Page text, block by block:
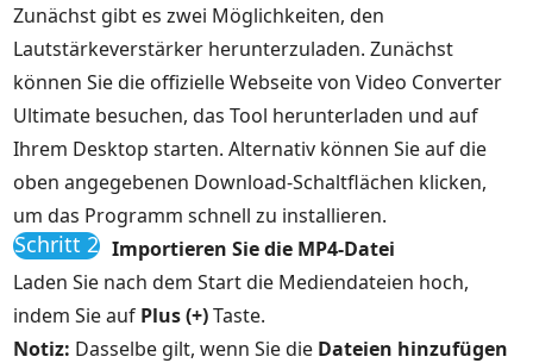
Zunächst gibt es zwei Möglichkeiten, den
Lautstärkeverstärker herunterzuladen. Zunächst
können Sie die offizielle Webseite von Video Converter
Ultimate besuchen, das Tool herunterladen und auf
Ihrem Desktop starten. Alternativ können Sie auf die
oben angegebenen Download-Schaltflächen klicken,
um das Programm schnell zu installieren.
Schritt 2 Importieren Sie die MP4-Datei
Laden Sie nach dem Start die Mediendateien hoch,
indem Sie auf Plus (+)Taste.
Notiz: Dasselbe gilt, wenn Sie die Dateien hinzufügen